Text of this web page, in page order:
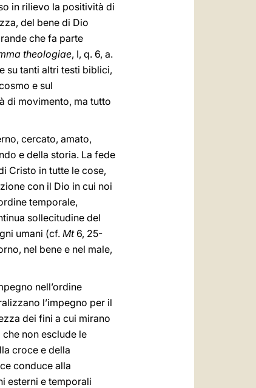
in rilievo la positività di
del bene di Dio
che fa parte
theologiae, I, q. 6, a.
su tanti altri testi biblici,
e sul
di movimento, ma tutto
cercato, amato,
e della storia. La fede
Cristo in tutte le cose,
con il Dio in cui noi
temporale,
sollecitudine del
umani (cf. Mt6, 25-
nel bene e nel male,
nell’ordine
l’impegno per il
dei fini a cui mirano
non esclude le
croce e della
conduce alla
esterni e temporali